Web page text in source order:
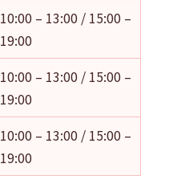
10:00 – 13:00 / 15:00 –
19:00
10:00 – 13:00 / 15:00 –
19:00
10:00 – 13:00 / 15:00 –
19:00